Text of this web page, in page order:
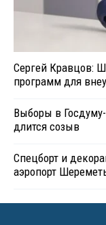
Сергей Кравцов:
программ для
Выборы в
длится созыв
Спецборт и
аэропорт